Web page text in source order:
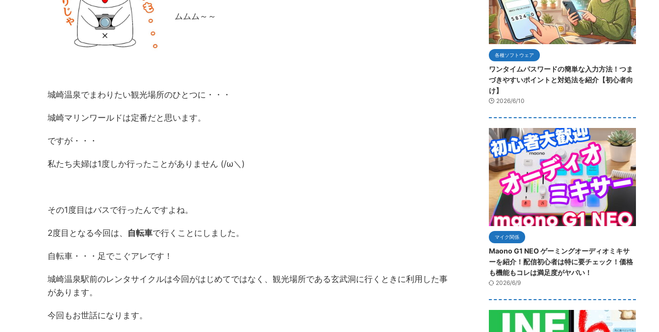
ムムム～～
城崎温泉でまわりたい観光場所のひとつに・・・
城崎マリンワールドは定番だと思います。
ですが・・・
私たち夫婦は1度しか行ったことがありません (/ω＼)
その1度目はバスで行ったんですよね。
2度目となる今回は、 自転車で行くことにしました。
自転車・・・足でこぐアレです！
城崎温泉駅前のレンタサイクルは今回がはじめてではなく、観光場所である玄武洞に行くときに利用した事
があります。
今回もお世話になります。
各種ソフトウェア
ワンタイムパスワードの簡単な入力方法！つま
づきやすいポイントと対処法を紹介【初心者向
け】
2026/6/10
マイク関係
Maono G1 NEO ゲーミングオーディオミキサ
ーを紹介！配信初心者は特に要チェック！価格
も機能もコレは満足度がヤバい！
2026/6/9